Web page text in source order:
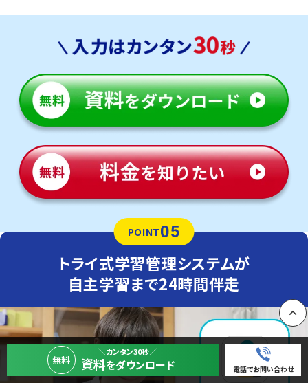
POINT05
トライ式学習管理システムが
自主学習まで24時間伴走
無料
＼カンタン30秒／
資料をダウンロード 電話でお問い合わせ